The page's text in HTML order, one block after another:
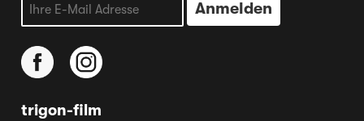
trigon-film